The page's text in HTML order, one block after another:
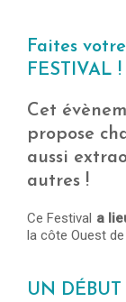
Faites
FESTIVAL !
Cet
propose
aussi
autres !
Ce Festival a
la côte Ouest
UN